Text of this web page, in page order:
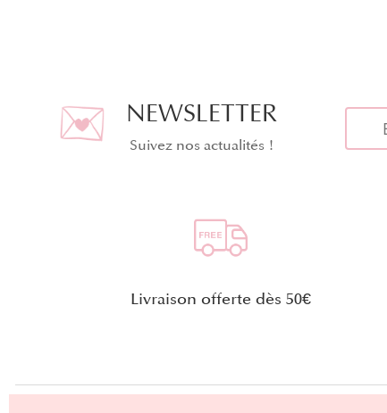
NEWSLETTER
Suivez nos actualités !
Livraison offerte dès 50€